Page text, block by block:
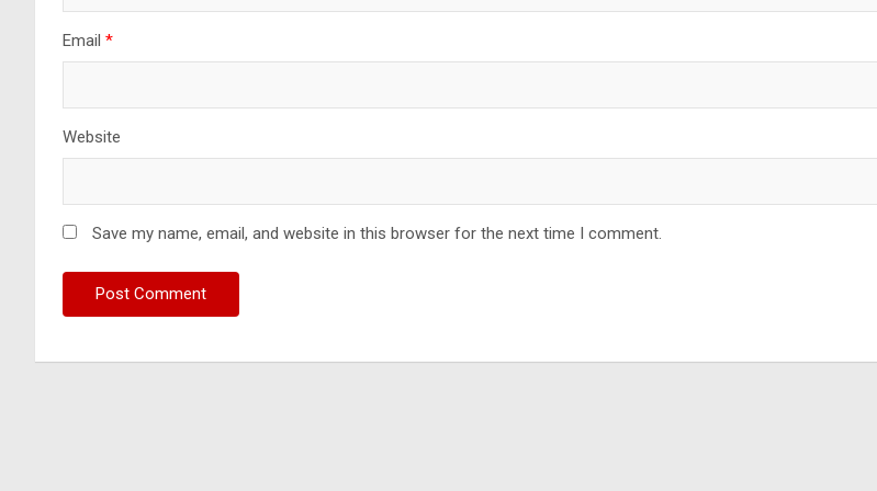
Email *
Website
Save my name, email, and website in this browser for the next time I comment.